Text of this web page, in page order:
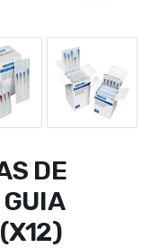
DE